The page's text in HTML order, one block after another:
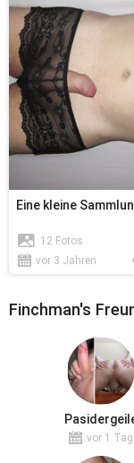
Eine kleine
12 Fotos
vor 3 Jahren
Finchman's
vor 1 Tag